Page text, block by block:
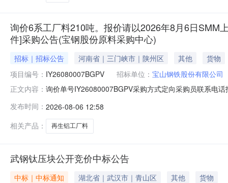
询价6系工厂料210吨。报价请以2026年8月6日SMM
件]采购公告(宝钢股份原料采购中心)
招标｜招标公告 河南省｜三门峡市｜陕州区 其他
货物
项目编号： IY26080007BGPV 招标单位： 宝山钢铁股份有限公司
正文内容： 询价单号IY26080007BGPV采购方式定向采购员联系电
度：0.0元三、商务条款：定价说明：湿公吨。限价类别
发布时间： 2026-08-06 12:58
相关产品：
再生铝工厂料
武钢钛压块公开竞价中标公告
中标｜中标通知 湖北省｜武汉市｜青山区 其他
货物